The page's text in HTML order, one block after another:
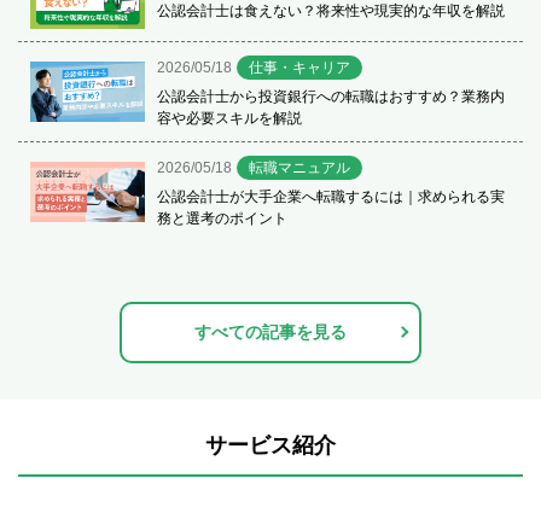
公認会計士は食えない？将来性や現実的な年収を解説
2026/05/18
仕事・キャリア
公認会計士から投資銀行への転職はおすすめ？業務内
容や必要スキルを解説
2026/05/18
転職マニュアル
公認会計士が大手企業へ転職するには｜求められる実
務と選考のポイント
すべての記事を見る
サービス紹介